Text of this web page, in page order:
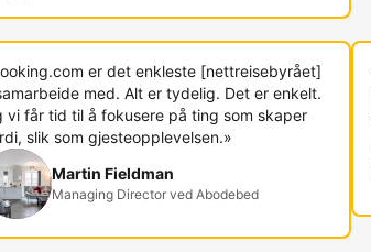
er det enkleste [nettreisebyrået]
med. Alt er tydelig. Det er enkelt.
vi får tid til å fokusere på ting som skaper
slik som gjesteopplevelsen.»
Martin Fieldman
Managing Director ved Abodebed